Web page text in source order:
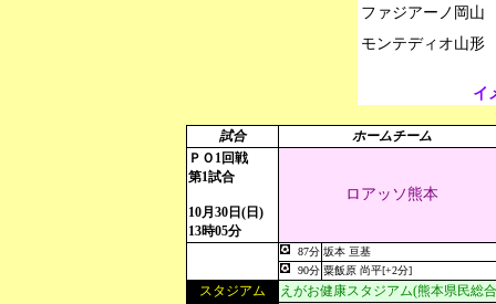
ファジアーノ岡山
イ
試合
ホームチーム
ＰＯ1回戦
第1試合
10月30日(日)
13時05分
ロアッソ熊本
87分 坂本 亘基
90分 粟飯原 尚平[+2分]
スタジアム
えがお健康スタジアム(熊本県民総